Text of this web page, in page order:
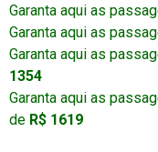
Garanta aqui as
Garanta aqui as
Garanta aqui as
1354
Garanta aqui as
de R$ 1619